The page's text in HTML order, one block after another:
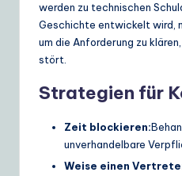
werden zu technischen
Geschichte entwickelt wird,
um die Anforderung zu
stört.
Strategien für
Zeit blockieren:
unverhandelbare
Weise einen